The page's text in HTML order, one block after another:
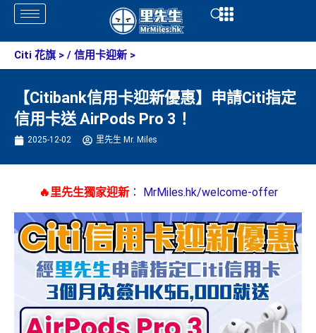
Skip
content
Open
Citi 花旗 > / 信用卡迎新 >
【Citibank信用卡迎新優惠】申請Citi指定
信用卡送 AirPods Pro 3！
2025-12-02 里先生 Mr. Miles
🔥里先生獨家迎新： MrMiles.hk/welcome-offer